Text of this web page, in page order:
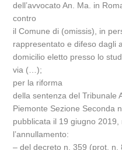
dell’avvocato An. Ma. in
contro
il Comune di (omissis), in
rappresentato e difeso dagli
domicilio eletto presso lo
via (…);
per la riforma
della sentenza del Tribunale
Piemonte Sezione Seconda
pubblicata il 19 giugno
l’annullamento:
– del decreto n. 359 (prot.